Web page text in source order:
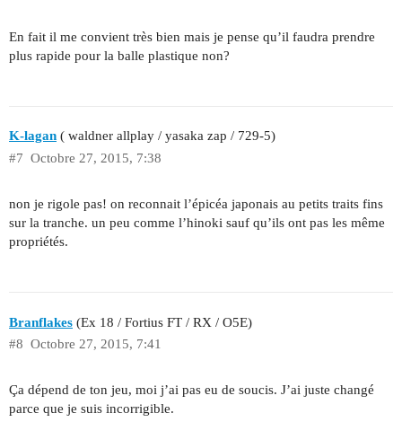
En fait il me convient très bien mais je pense qu’il faudra prendre
plus rapide pour la balle plastique non?
K-lagan ( waldner allplay / yasaka zap / 729-5)
Octobre 27, 2015, 7:38
#7
non je rigole pas! on reconnait l’épicéa japonais au petits traits fins
sur la tranche. un peu comme l’hinoki sauf qu’ils ont pas les même
propriétés.
Branflakes (Ex 18 / Fortius FT / RX / O5E)
Octobre 27, 2015, 7:41
#8
Ça dépend de ton jeu, moi j’ai pas eu de soucis. J’ai juste changé
parce que je suis incorrigible.